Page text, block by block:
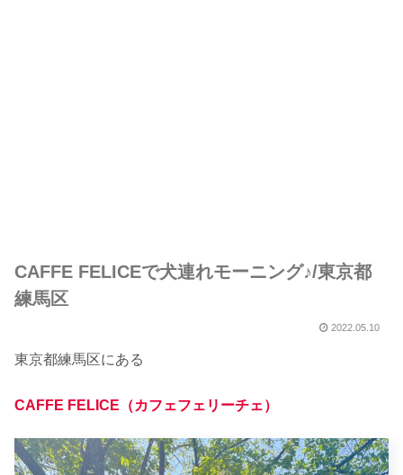
CAFFE FELICEで犬連れモーニング♪/東京都
練馬区
2022.05.10
東京都練馬区にある
CAFFE FELICE（カフェフェリーチェ）